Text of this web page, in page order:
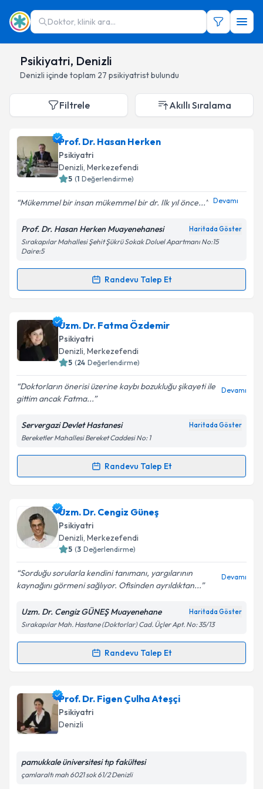
Doktor, klinik ara...
Psikiyatri, Denizli
Denizli içinde toplam 27 psikiyatristbulundu
Filtrele Akıllı Sıralama
Prof. Dr. Hasan Herken
Psikiyatri
Denizli, Merkezefendi
5 (1 Değerlendirme)
Mükemmel bir insan mükemmel bir dr. Ilk yıl önce... Devamı
Prof. Dr. Hasan Herken Muayenehanesi Haritada Göster
Sırakapılar Mahallesi Şehit Şükrü Sokak Doluel Apartmanı No:15
Daire:5
Randevu Talep Et
Randevu Takvimi Talebi
Prof. Dr. Hasan Herkeniçin randevu takvimi talebi
oluşturun. Size bu uzmandan randevu almanız için bir
takvim hazırlandığında e-posta ile bilgilendireceğiz.
Kişisel verilerimin işlenmesine ilişkin
Aydınlatma
Metni'ni okudum ve kişisel verilerimin belirtilen
kapsamda işlenmesini kabul ediyorum.
Uzm. Dr. Fatma Özdemir
Psikiyatri
Denizli, Merkezefendi
5 (24 Değerlendirme)
Doktorların önerisi üzerine kaybı bozukluğu şikayeti ile
gittim ancak Fatma...
Devamı
Servergazi Devlet Hastanesi Haritada Göster
Bereketler Mahallesi Bereket Caddesi No: 1
Randevu Talep Et
Randevu Takvimi Talebi
Uzm. Dr. Fatma Özdemiriçin randevu takvimi talebi
oluşturun. Size bu uzmandan randevu almanız için bir
takvim hazırlandığında e-posta ile bilgilendireceğiz.
Kişisel verilerimin işlenmesine ilişkin
Aydınlatma
Metni'ni okudum ve kişisel verilerimin belirtilen
kapsamda işlenmesini kabul ediyorum.
Uzm. Dr. Cengiz Güneş
Psikiyatri
Denizli, Merkezefendi
5 (3 Değerlendirme)
Sorduğu sorularla kendini tanımanı, yargılarının
kaynağını görmeni sağlıyor. Ofisinden ayrıldıktan...
Devamı
Uzm. Dr. Cengiz GÜNEŞ Muayenehane Haritada Göster
Sırakapılar Mah. Hastane (Doktorlar) Cad. Üçler Apt. No: 35/13
Randevu Talep Et
Randevu Takvimi Talebi
Uzm. Dr. Cengiz Güneşiçin randevu takvimi talebi
oluşturun. Size bu uzmandan randevu almanız için bir
takvim hazırlandığında e-posta ile bilgilendireceğiz.
Prof. Dr. Figen Çulha Ateşçi
Psikiyatri
Denizli
pamukkale üniversitesi tıp fakültesi
çamlaraltı mah 6021 sok 61/2 Denizli